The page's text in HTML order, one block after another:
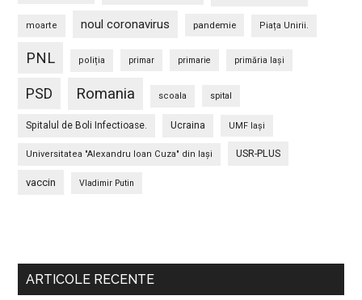
moarte noul coronavirus pandemie Piața Unirii.
PNL poliția primar primarie primăria Iași
PSD Romania scoala spital
Spitalul de Boli Infectioase. Ucraina UMF Iași
Universitatea "Alexandru Ioan Cuza" din Iaşi USR-PLUS
vaccin Vladimir Putin
secundara
ARTICOLE RECENTE